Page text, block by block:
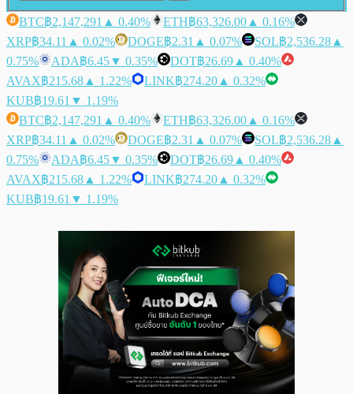
BTC฿2,147,291 ▲ 0.40% ETH฿63,326.00 ▲ 0.16%
XRP฿34.11 ▲ 0.02% DOGE฿2.31 ▲ 0.07% SOL฿2,536.28 ▲
0.75%
ADA฿6.45▼ 0.35% DOT฿26.69 ▲ 0.40%
AVAX฿215.68 ▲ 1.22% LINK฿274.20 ▲ 0.32%
KUB฿19.61 ▼ 1.19%
BTC฿2,147,291 ▲ 0.40% ETH฿63,326.00 ▲ 0.16%
XRP฿34.11 ▲ 0.02% DOGE฿2.31 ▲ 0.07% SOL฿2,536.28 ▲
0.75%
ADA฿6.45▼ 0.35% DOT฿26.69 ▲ 0.40%
AVAX฿215.68 ▲ 1.22% LINK฿274.20 ▲ 0.32%
KUB฿19.61 ▼ 1.19%